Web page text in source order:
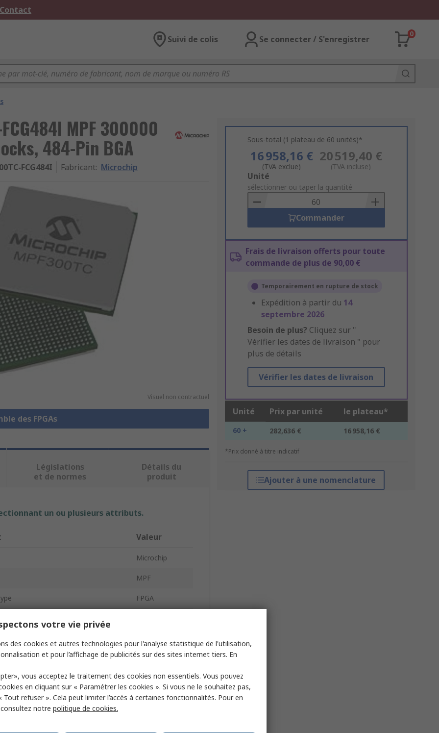
Suivi de colis Se connecter / S'enregistrer
0
MPF 300000
484-Pin BGA
FCG484I Fabricant: Microchip
Visuel non contractuel
des FPGAs
Sous-total (1 plateau de 60 unités)*
16 958,16 €
(TVA exclue)
20 519,40 €
(TVA incluse)
Add
to
Basket
Unité
sélectionner ou taper la quantité
Commander
Frais de livraison offerts pour toute
commande de plus de 90,00 €
Temporairement en rupture de stock
Expédition à partir du 14
septembre 2026
Besoin de plus? Cliquez sur "
Vérifier les dates de livraison " pour
plus de détails
Vérifier les dates de livraison
Unité Prix par unité le plateau*
60 + 282,636 € 16 958,16 €
*Prix donné à titre indicatif
Ajouter à une nomenclature
Législations
et de normes
Détails du
produit
un ou plusieurs attributs.
Valeur
Microchip
MPF
FPGA
Surface
BGA
Voltage 0.97V
votre vie privée
des cookies et autres technologies pour l'analyse statistique de l'utilisation,
et pour l’affichage de publicités sur des sites internet tiers. En
vous acceptez le traitement des cookies non essentiels. Vous pouvez
en cliquant sur « Paramétrer les cookies ». Si vous ne le souhaitez pas,
Tout refuser ». Cela peut limiter l’accès à certaines fonctionnalités. Pour en
notre politique de cookies.